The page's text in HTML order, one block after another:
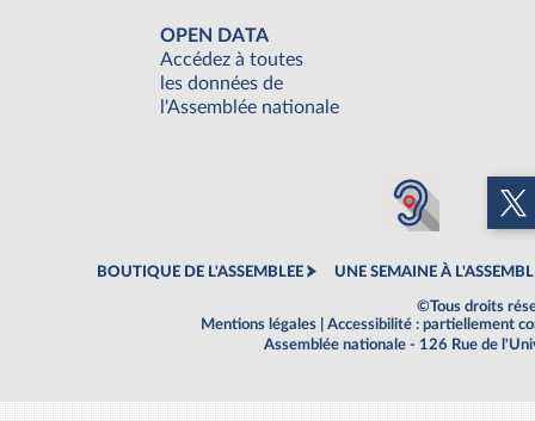
OPEN DATA
Accédez à toutes
les données de
l'Assemblée nationale
BOUTIQUE DE L'ASSEMBLEE UNE SEMAINE À
©Tous droits
Mentions légales
Accessibilité : partiellement
Assemblée nationale - 126 Rue de